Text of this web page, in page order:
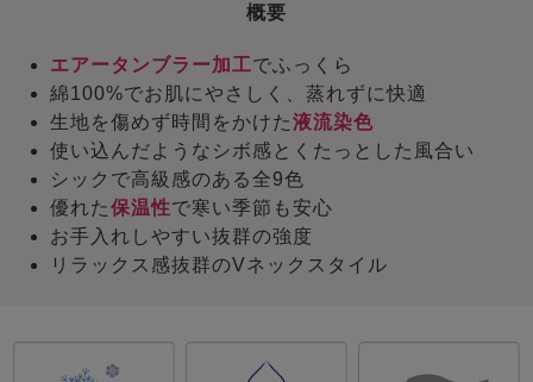
概要
エアータンブラー加工でふっくら
綿100%でお肌にやさしく、蒸れずに快適
生地を傷めず時間をかけた液流染色
使い込んだようなシボ感とくたっとした風合い
シックで高級感のある全9色
優れた保温性で寒い季節も安心
お手入れしやすい抜群の強度
リラックス感抜群のVネックスタイル